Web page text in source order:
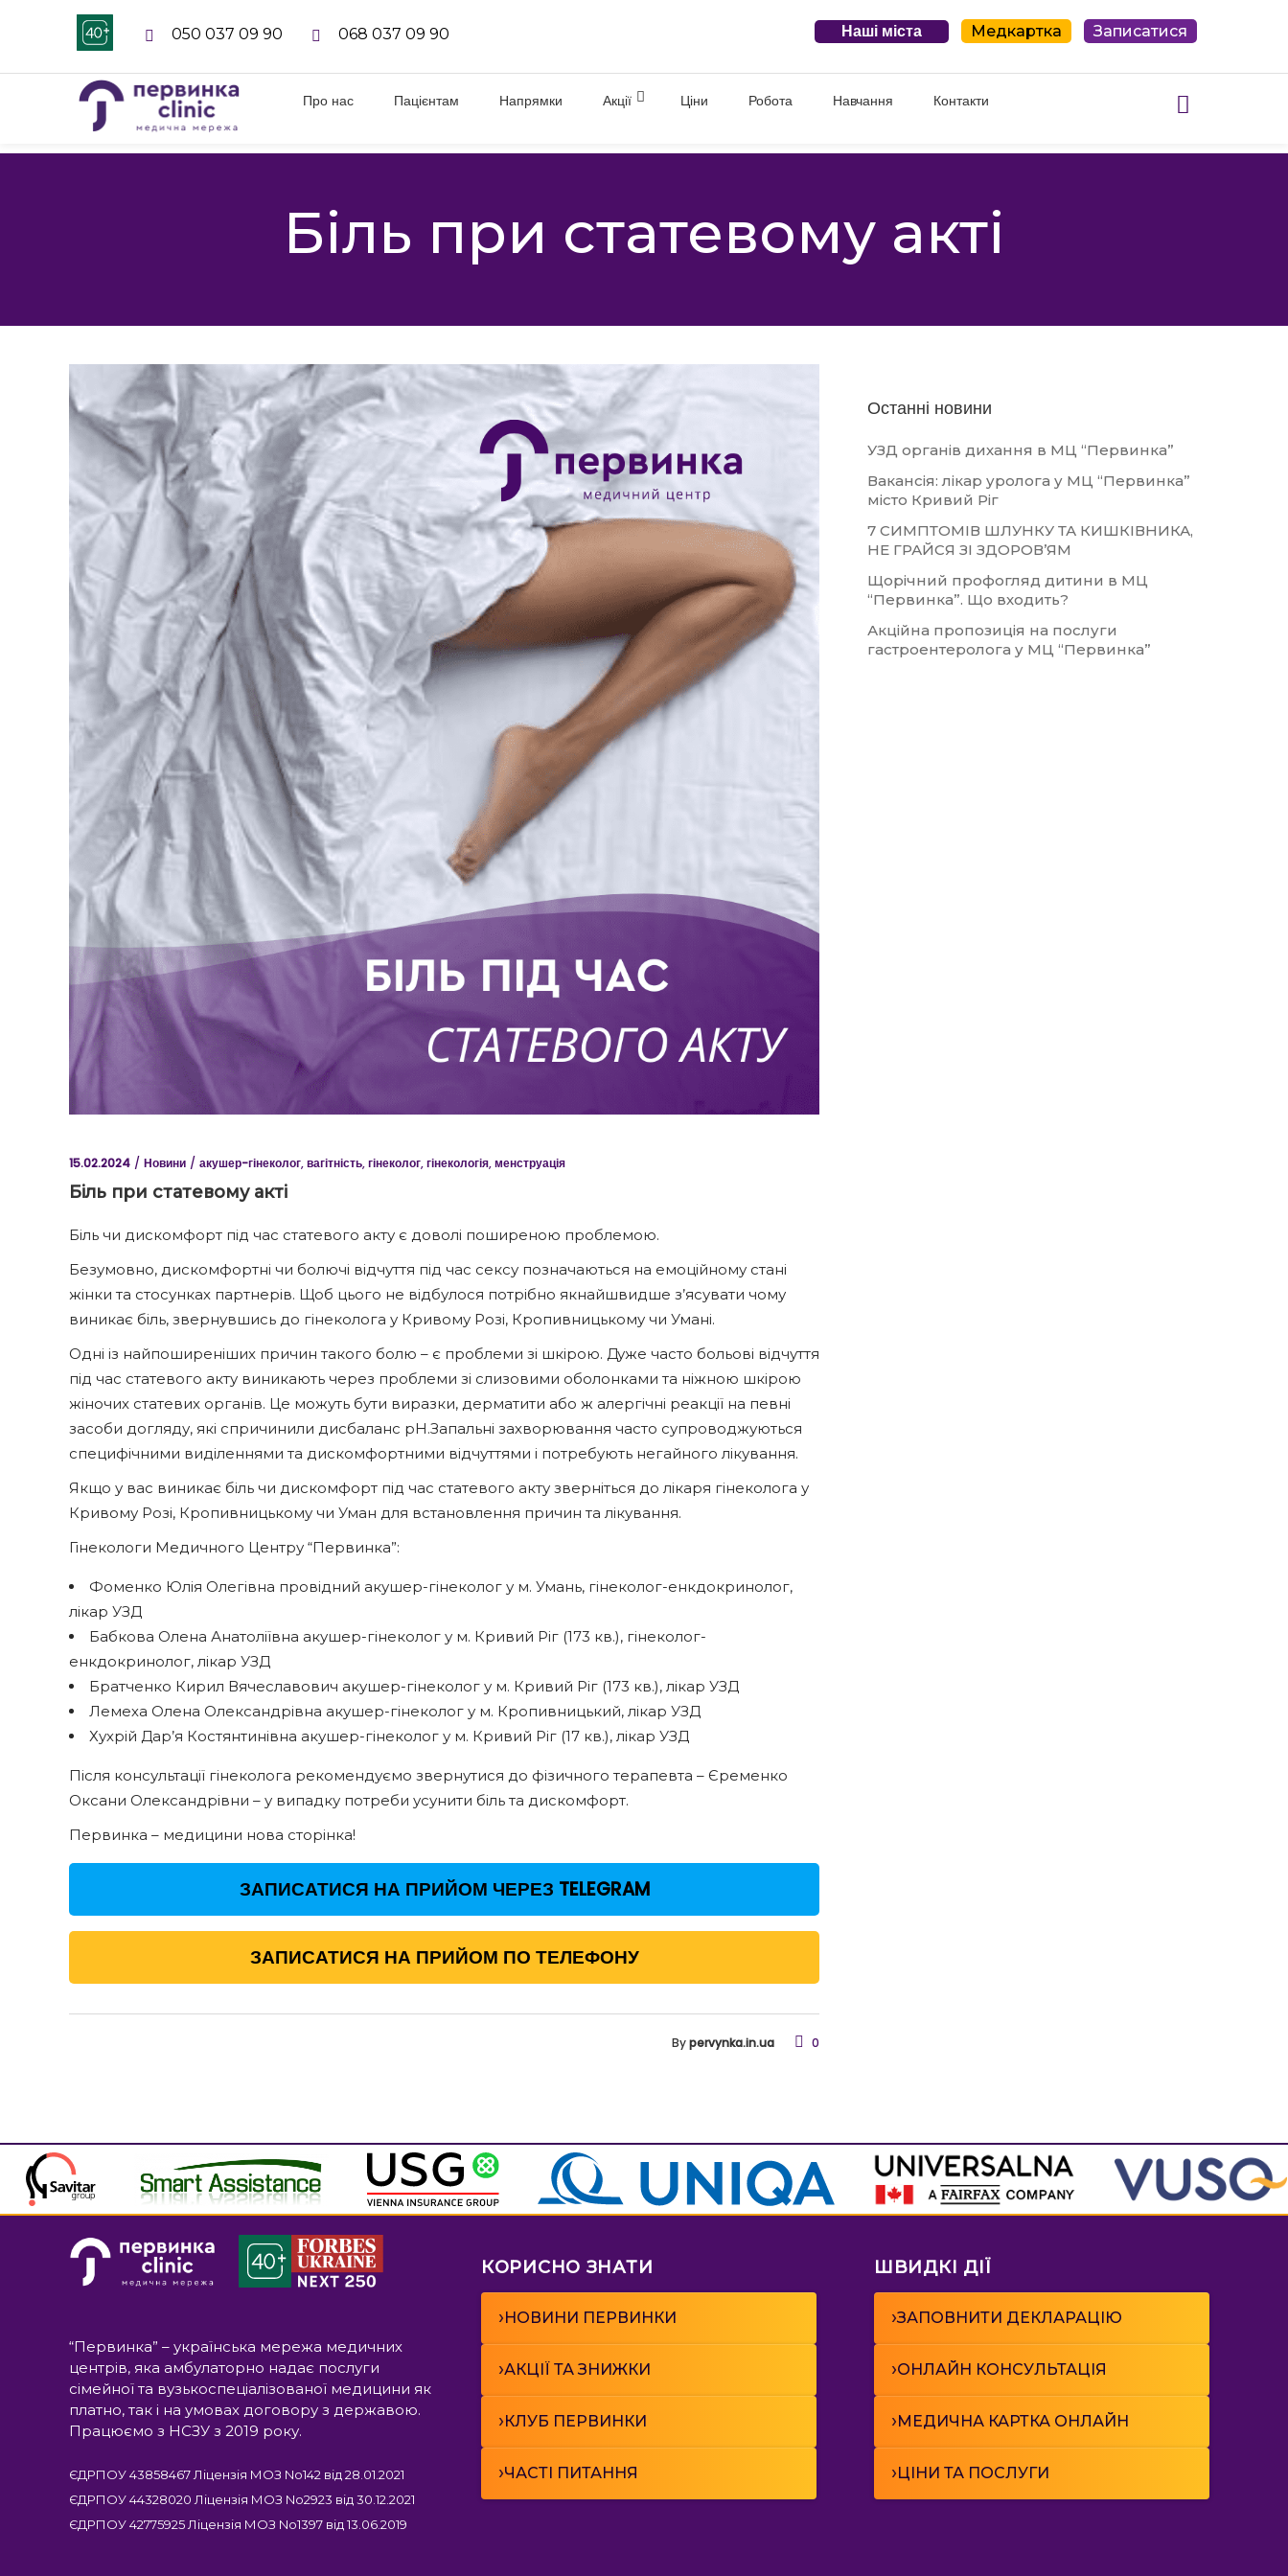
050 037 09 90 068 037 09 90 Наші міста Медкартка Записатися
Про нас Пацієнтам Напрямки Акції Ціни Робота Навчання Контакти
Біль при статевому акті
15.02.2024 Новини акушер-гінеколог,вагітність,гінеколог,гінекологія,менструація
Біль при статевому акті
Біль чи дискомфорт під час статевого акту є доволі поширеною проблемою.
Безумовно, дискомфортні чи болючі відчуття під час сексу позначаються на емоційному стані
жінки та стосунках партнерів. Щоб цього не відбулося потрібно якнайшвидше з’ясувати чому
виникає біль, звернувшись до гінеколога у Кривому Розі, Кропивницькому чи Умані.
Одні із найпоширеніших причин такого болю – є проблеми зі шкірою. Дуже часто больові відчуття
під час статевого акту виникають через проблеми зі слизовими оболонками та ніжною шкірою
жіночих статевих органів. Це можуть бути виразки, дерматити або ж алергічні реакції на певні
засоби догляду, які спричинили дисбаланс pH.Запальні захворювання часто супроводжуються
специфічними виділеннями та дискомфортними відчуттями і потребують негайного лікування.
Якщо у вас виникає біль чи дискомфорт під час статевого акту зверніться до лікаря гінеколога у
Кривому Розі, Кропивницькому чи Уман для встановлення причин та лікування.
Гінекологи Медичного Центру “Первинка”:
Фоменко Юлія Олегівна провідний акушер-гінеколог у м. Умань, гінеколог-енкдокринолог,
лікар УЗД
Бабкова Олена Анатоліївна акушер-гінеколог у м. Кривий Ріг (173 кв.), гінеколог-
енкдокринолог, лікар УЗД
Братченко Кирил Вячеславович акушер-гінеколог у м. Кривий Ріг (173 кв.), лікар УЗД
Лемеха Олена Олександрівна акушер-гінеколог у м. Кропивницький, лікар УЗД
Хухрій Дар’я Костянтинівна акушер-гінеколог у м. Кривий Ріг (17 кв.), лікар УЗД
Після консультації гінеколога рекомендуємо звернутися до фізичного терапевта – Єременко
Оксани Олександрівни – у випадку потреби усунити біль та дискомфорт.
Первинка – медицини нова сторінка!
ЗАПИСАТИСЯ НА ПРИЙОМ ЧЕРЕЗ TELEGRAM
ЗАПИСАТИСЯ НА ПРИЙОМ ПО ТЕЛЕФОНУ
Bypervynka.in.ua 0
Останні новини
УЗД органів дихання в МЦ “Первинка”
Вакансія: лікар уролога у МЦ “Первинка”
місто Кривий Ріг
7 СИМПТОМІВ ШЛУНКУ ТА КИШКІВНИКА,
НЕ ГРАЙСЯ ЗІ ЗДОРОВ’ЯМ
Щорічний профогляд дитини в МЦ
“Первинка”. Що входить?
Акційна пропозиція на послуги
гастроентеролога у МЦ “Первинка”
“Первинка” – українська мережа медичних
центрів, яка амбулаторно надає послуги
сімейної та вузькоспеціалізованої медицини як
платно, так і на умовах договору з державою.
Працюємо з НСЗУ з 2019 року.
ЄДРПОУ 43858467 Ліцензія МОЗ No142 від 28.01.2021
ЄДРПОУ 44328020 Ліцензія МОЗ No2923 від 30.12.2021
ЄДРПОУ 42775925 Ліцензія МОЗ No1397 від 13.06.2019
КОРИСНО ЗНАТИ
› НОВИНИ ПЕРВИНКИ
›АКЦІЇ ТА ЗНИЖКИ
› КЛУБ ПЕРВИНКИ
›ЧАСТІ ПИТАННЯ
ШВИДКІ ДІЇ
›ЗАПОВНИТИ ДЕКЛАРАЦІЮ
›ОНЛАЙН КОНСУЛЬТАЦІЯ
› МЕДИЧНА КАРТКА ОНЛАЙН
› ЦІНИ ТА ПОСЛУГИ